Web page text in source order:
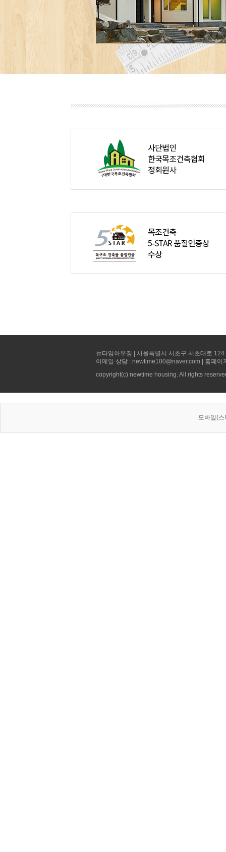
뉴타임하우징 | 서울특별시 서초구 서초대로
이메일 상담 : newtime100@naver.com | 홈페
copyright(c) newtime housing. All rights
모바일(